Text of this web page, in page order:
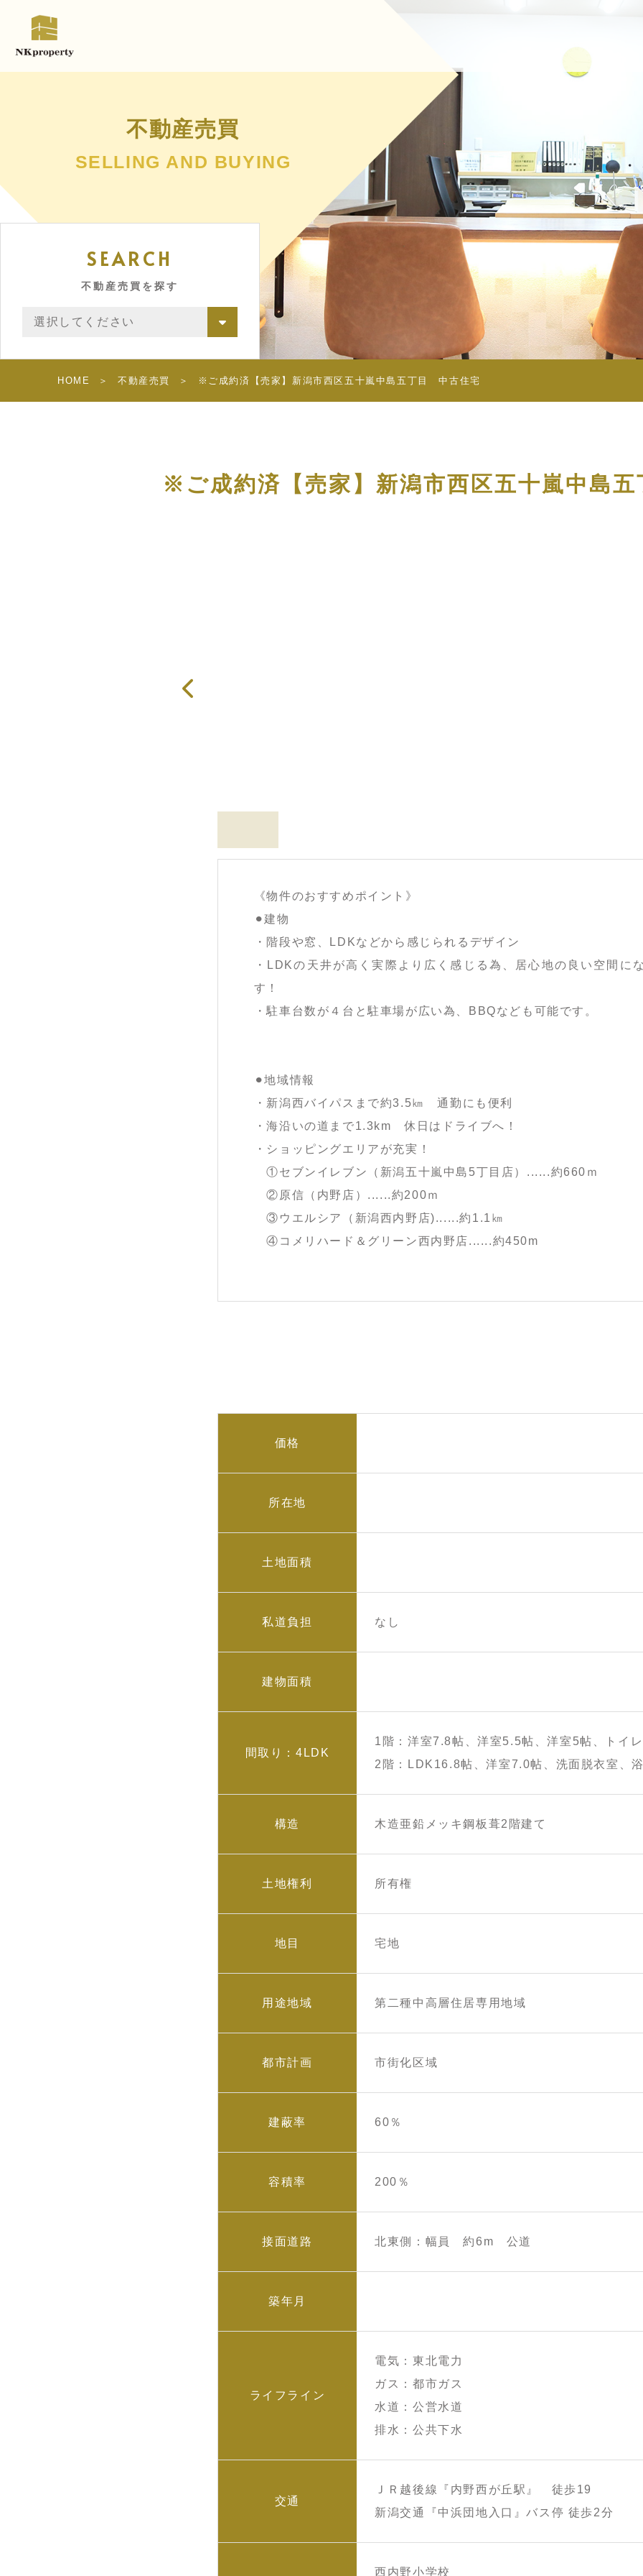
不動産売買
SELLING AND BUYING
SEARCH
不動産売買を探す
HOME 不動産売買 ※ご成約済【売家】新潟市西区五十嵐中島五丁目 中古住宅
※ご成約済【売家】新潟市西区五十嵐中島
《物件のおすすめポイント》
⚫︎建物
・階段や窓、LDKなどから感じられるデザイン
・LDKの天井が高く実際より広く感じる為、居心地の良い空間に
す！
・駐車台数が４台と駐車場が広い為、BBQなども可能です。
⚫︎地域情報
・新潟西バイパスまで約3.5㎞ 通勤にも便利
・海沿いの道まで1.3km 休日はドライブへ！
・ショッピングエリアが充実！
①セブンイレブン（新潟五十嵐中島5丁目店）......約660ｍ
②原信（内野店）......約200ｍ
③ウエルシア（新潟西内野店)......約1.1㎞
④コメリハード＆グリーン西内野店......約450m
価格
所在地
土地面積
私道負担 なし
建物面積
間取り：4LDK
1階：洋室7.8帖、洋室5.5帖、洋室5帖、トイレ
2階：LDK16.8帖、洋室7.0帖、洗面脱衣室、
構造 木造亜鉛メッキ鋼板葺2階建て
土地権利 所有権
地目 宅地
用途地域 第二種中高層住居専用地域
都市計画 市街化区域
建蔽率 60％
容積率 200％
接面道路 北東側：幅員 約6m 公道
築年月
ライフライン
電気：東北電力
ガス：都市ガス
水道：公営水道
排水：公共下水
交通
ＪＲ越後線『内野西が丘駅』 徒歩19
新潟交通『中浜団地入口』バス停 徒歩2分
西内野小学校